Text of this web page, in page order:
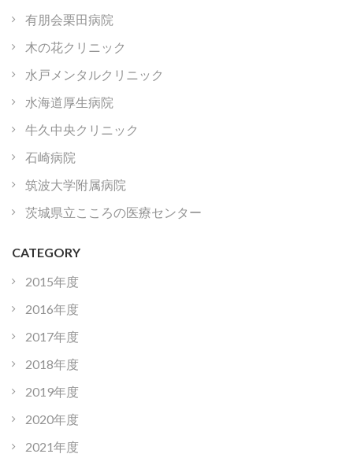
有朋会栗田病院
木の花クリニック
水戸メンタルクリニック
水海道厚生病院
牛久中央クリニック
石崎病院
筑波大学附属病院
茨城県立こころの医療センター
CATEGORY
2015年度
2016年度
2017年度
2018年度
2019年度
2020年度
2021年度